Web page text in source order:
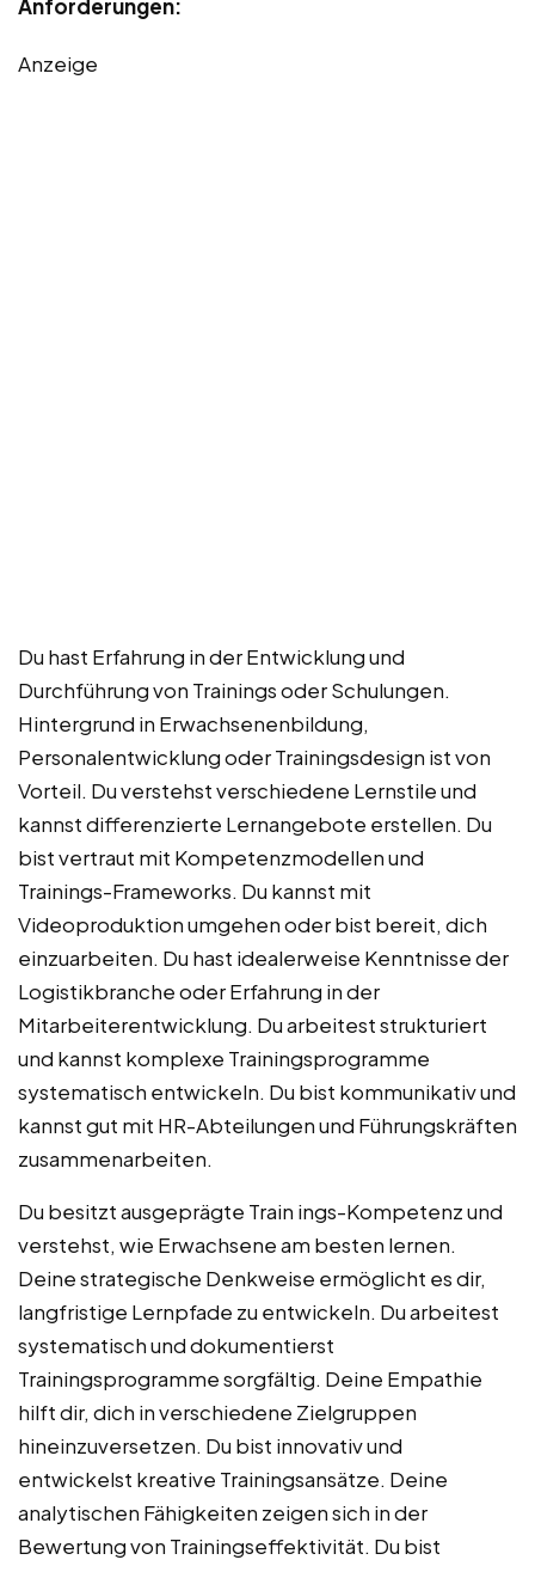
Anforderungen:
Anzeige
Du hast Erfahrung in der Entwicklung und
Durchführung von Trainings oder Schulungen.
Hintergrund in Erwachsenenbildung,
Personalentwicklung oder Trainingsdesign ist von
Vorteil. Du verstehst verschiedene Lernstile und
kannst differenzierte Lernangebote erstellen. Du
bist vertraut mit Kompetenzmodellen und
Trainings-Frameworks. Du kannst mit
Videoproduktion umgehen oder bist bereit, dich
einzuarbeiten. Du hast idealerweise Kenntnisse der
Logistikbranche oder Erfahrung in der
Mitarbeiterentwicklung. Du arbeitest strukturiert
und kannst komplexe Trainingsprogramme
systematisch entwickeln. Du bist kommunikativ und
kannst gut mit HR-Abteilungen und Führungskräften
zusammenarbeiten.
Du besitzt ausgeprägte Train ings-Kompetenz und
verstehst, wie Erwachsene am besten lernen.
Deine strategische Denkweise ermöglicht es dir,
langfristige Lernpfade zu entwickeln. Du arbeitest
systematisch und dokumentierst
Trainingsprogramme sorgfältig. Deine Empathie
hilft dir, dich in verschiedene Zielgruppen
hineinzuversetzen. Du bist innovativ und
entwickelst kreative Trainingsansätze. Deine
analytischen Fähigkeiten zeigen sich in der
Bewertung von Trainingseffektivität. Du bist